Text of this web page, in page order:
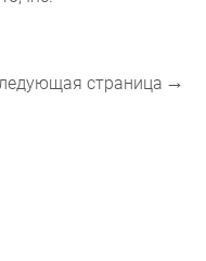
страница